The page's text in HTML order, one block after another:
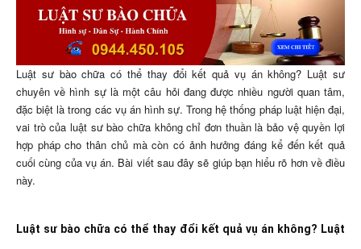
Luật sư bào chữa có thể thay đổi kết quả vụ án không? Luật sư
chuyên về hình sự là một câu hỏi đang được nhiều người quan tâm,
đặc biệt là trong các vụ án hình sự. Trong hệ thống pháp luật hiện đại,
vai trò của luật sư bào chữa không chỉ đơn thuần là bảo vệ quyền lợi
hợp pháp cho thân chủ mà còn có ảnh hưởng đáng kể đến kết quả
cuối cùng của vụ án. Bài viết sau đây sẽ giúp bạn hiểu rõ hơn về điều
này.
Luật sư bào chữa có thể thay đổi kết quả vụ án không? Luật